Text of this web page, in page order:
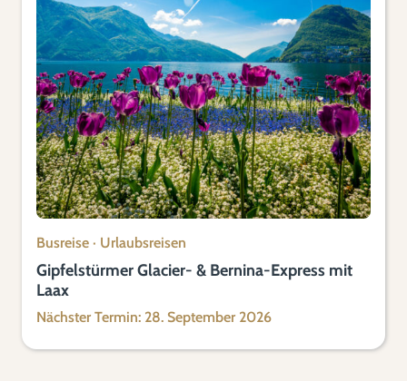
Busreise · Urlaubsreisen
Gipfelstürmer Glacier- & Bernina-Express mit
Laax
Nächster Termin: 28. September 2026